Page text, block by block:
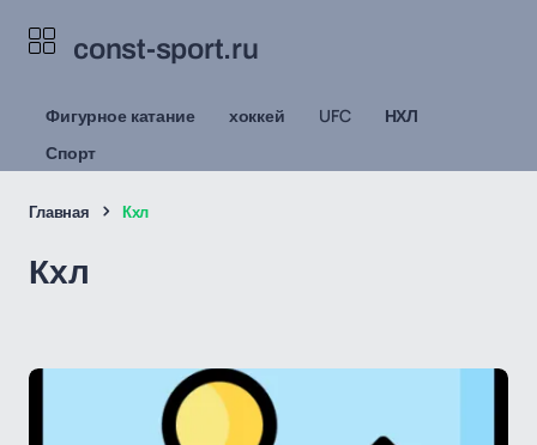
const-sport.ru
Фигурное катание хоккей UFC
НХЛ
Спорт
Главная Кхл
Кхл